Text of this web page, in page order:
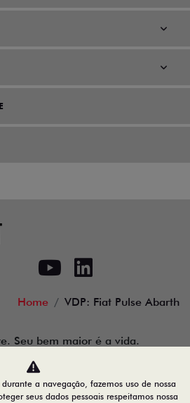
Home VDP: Fiat Pulse Abarth
Seu bem maior é a vida.
a navegação, fazemos uso de nossa
seus dados pessoais respeitamos nossa